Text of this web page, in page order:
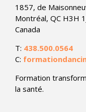
1857, de
Montréal, QC H3H
Canada
T: 438.500.0564
C:
Formation
la santé.